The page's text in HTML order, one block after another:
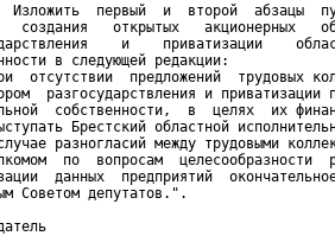
Изложить  первый  и  второй  абзацы
создания   открытых   акционерных
и    приватизации
в следующей редакции:
отсутствии  предложений  трудовых
разгосударствления и приватизации
собственности,  в  целях  их
Брестский областной
разногласий между трудовыми
по  вопросам  целесообразности
данных  предприятий
Советом депутатов.".